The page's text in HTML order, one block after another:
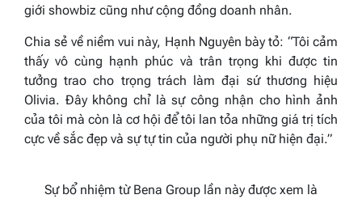
giới showbiz cũng như cộng đồng doanh nhân.
Chia sẻ về niềm vui này, Hạnh Nguyên bày tỏ: “Tôi cảm
thấy vô cùng hạnh phúc và trân trọng khi được tin
tưởng trao cho trọng trách làm đại sứ thương hiệu
Olivia. Đây không chỉ là sự công nhận cho hình ảnh
của tôi mà còn là cơ hội để tôi lan tỏa những giá trị tích
cực về sắc đẹp và sự tự tin của người phụ nữ hiện đại.”
Sự bổ nhiệm từ Bena Group lần này được xem là